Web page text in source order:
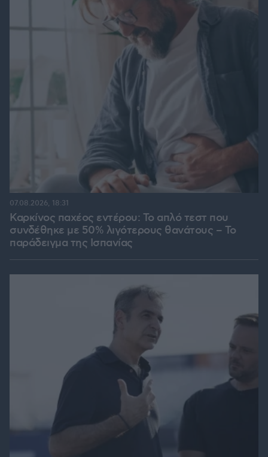
Καρκίνος παχέος εντέρου: Το απλό τεστ που
συνδέθηκε με 50% λιγότερους θανάτους – Το
παράδειγμα της Ισπανίας
07.08.2026, 18:31